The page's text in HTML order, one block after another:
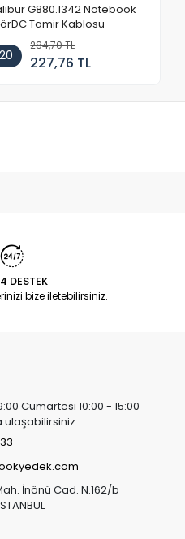
G880.1342 Notebook
Tamir Kablosu
284,70 TL
227,76 TL
DESTEK
bize iletebilirsiniz.
Cumartesi 10:00 - 15:00
ulaşabilirsiniz.
İnönü Cad. N.162/b